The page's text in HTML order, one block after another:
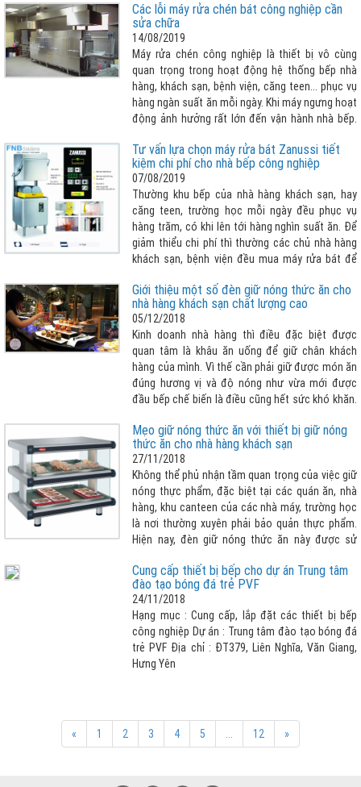
Các lỗi máy rửa chén bát công nghiệp cần
sửa chữa
14/08/2019
Máy rửa chén công nghiệp là thiết bị vô cùng
quan trọng trong hoạt động hệ thống bếp nhà
hàng, khách sạn, bệnh viện, căng teen... phục vụ
hàng ngàn suất ăn mỗi ngày. Khi máy ngưng hoạt
động ảnh hưởng rất lớn đến vận hành nhà bếp.
chén công nghiệp để khắc phục sớm ? Bài viết
sau đây giúp khách hàng nhận biết cần tham
khảo thêm :
Tư vấn lựa chọn máy rửa bát Zanussi tiết
kiệm chi phí cho nhà bếp công nghiệp
07/08/2019
Thường khu bếp của nhà hàng khách sạn, hay
căng teen, trường học mỗi ngày đều phục vụ
hàng trăm, có khi lên tới hàng nghìn suất ăn. Để
giảm thiểu chi phí thì thường các chủ nhà hàng
khách sạn, bệnh viện đều mua máy rửa bát để
bếp khác cần phải rửa sạch mỗi ngày. Nhưng lựa
chọn máy rửa bát như thế nào cho phù hợp với
bài toán vừa tiết kiệm chi phí tối đa nhất có thể
vừa đảm bảo vệ sinh sạch sẽ chén bát , nhanh
chóng, dễ dàng thao tác... FNB Solutions xin giới
thiệu dòng máy rửa bát công nghiệp Zanussi
chính là một trong những lời giải vô cùng hợp lý
cho vấn đề mà doanh nghiệp đang gặp phải !
Giới thiệu một số đèn giữ nóng thức ăn cho
nhà hàng khách sạn chất lượng cao
05/12/2018
Kinh doanh nhà hàng thì điều đặc biệt được
quan tâm là khâu ăn uống để giữ chân khách
hàng của mình. Vì thế cần phải giữ được món ăn
đúng hương vị và độ nóng như vừa mới được
đầu bếp chế biến là điều cũng hết sức khó khăn.
lớn thì đèn giữ nóng thức ăn là lựa chọn tuyệt
vời nhất cho nhà hàng khách sạn của bạn.
Mẹo giữ nóng thức ăn với thiết bị giữ nóng
thức ăn cho nhà hàng khách sạn
27/11/2018
Không thể phủ nhận tầm quan trọng của việc giữ
nóng thực phẩm, đặc biệt tại các quán ăn, nhà
hàng, khu canteen của các nhà máy, trường học
là nơi thường xuyên phải bảo quản thực phẩm.
Hiện nay, đèn giữ nóng thức ăn này được sử
gì là đáng ngạc nhiên bởi thiết bị giữ nóng thức
ăn có nhiều ưu điểm nổi bật như: Đều được làm
từ inox cao cấp, không gỉ sét, có thiết kế phù
hợp với nhu cầu sử dụng, thiết bị được bảo ôn
chống thoát nhiệt, giúp tiết kiệm điện tối đa,
thuận tiện cho quá trình sử dụng, điều chỉnh
nhiệt độ theo ý muốn và cảm biết chống quá
Cung cấp thiết bị bếp cho dự án Trung tâm
đào tạo bóng đá trẻ PVF
24/11/2018
Hạng mục : Cung cấp, lắp đặt các thiết bị bếp
công nghiệp Dự án : Trung tâm đào tạo bóng đá
trẻ PVF Địa chỉ : ĐT379, Liên Nghĩa, Văn Giang,
Hưng Yên
« 1 2 3 4 5 ... 12 »